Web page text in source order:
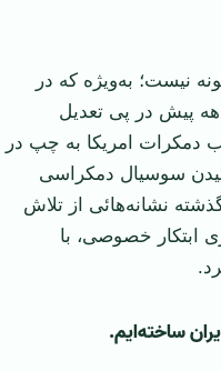
نيست؛ به‌ويژه كه در
پيش در پی تعديل
دمكرات امريكا به چپ در
سوسيال دمكراسی
نشانه‌هائی از تلاش
ابتكار خصوصی، با
ساخته‌ايم.‏